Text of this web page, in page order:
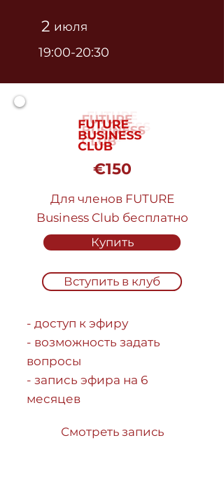
2 июля
19:00-20:30
€150
Для членов FUTURE
Business Club бесплатно
Купить
Вступить в клуб
- доступ к эфиру
- возможность задать
вопросы
- запись эфира на 6
месяцев
Смотреть запись